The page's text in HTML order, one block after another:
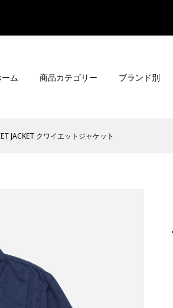
ム 商品カテゴリー ブランド別
JACKET クワイエットジャケット